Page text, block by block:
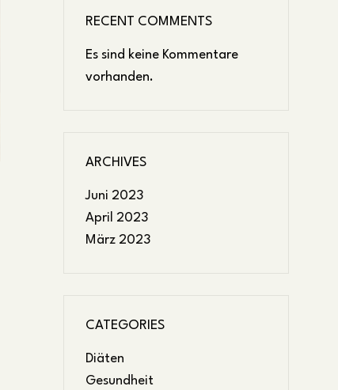
RECENT COMMENTS
Es sind keine Kommentare
vorhanden.
ARCHIVES
Juni 2023
April 2023
März 2023
CATEGORIES
Diäten
Gesundheit